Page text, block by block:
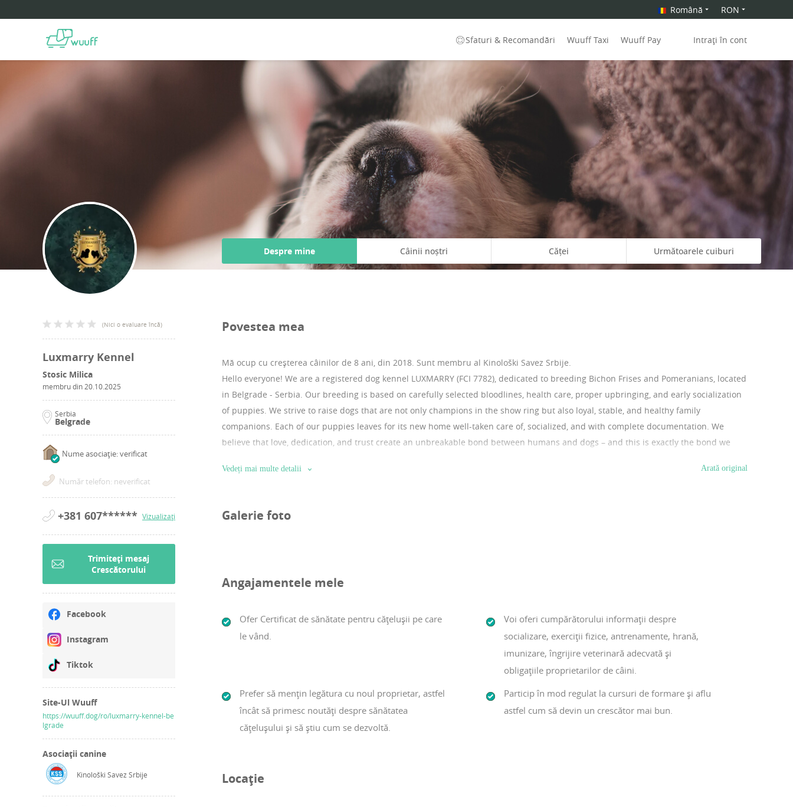
Română RON
Sfaturi & Recomandări Wuuff Taxi Wuuff Pay Intrați în cont
(Nici o evaluare încă)
Luxmarry Kennel
Stosic Milica
membru din20.10.2025
Serbia
Belgrade
Nume asociație: verificat
Număr telefon: neverificat
+381 607****** Vizualizați
Trimiteți mesaj
Crescătorului
Facebook
Instagram
Tiktok
Site-Ul Wuuff
https://wuuff.dog/ro/luxmarry-kennel-be
lgrade
Asociații canine
Kinološki Savez Srbije
Despre mine Câinii noștri Căței Următoarele cuiburi
Povestea mea
Mă ocup cu creșterea câinilor de 8 ani, din 2018. Sunt membru al Kinološki Savez Srbije.
Hello everyone! We are a registered dog kennel LUXMARRY (FCI 7782), dedicated to breeding Bichon Frises and Pomeranians, located
in Belgrade - Serbia. Our breeding is based on carefully selected bloodlines, health care, proper upbringing, and early socialization
of puppies. We strive to raise dogs that are not only champions in the show ring but also loyal, stable, and healthy family
companions. Each of our puppies leaves for its new home well-taken care of, socialized, and with complete documentation. We
believe that love, dedication, and trust create an unbreakable bond between humans and dogs – and this is exactly the bond we
Vedeți mai multe detalii Arată original
Galerie foto
Angajamentele mele
Ofer Certificat de sănătate pentru cățelușii pe care
le vând.
Voi oferi cumpărătorului informații despre
socializare, exerciții fizice, antrenamente, hrană,
imunizare, îngrijire veterinară adecvată și
obligațiile proprietarilor de câini.
Prefer să mențin legătura cu noul proprietar, astfel
încât să primesc noutăți despre sănătatea
cățelușului și să știu cum se dezvoltă.
Particip în mod regulat la cursuri de formare și aflu
astfel cum să devin un crescător mai bun.
Locație